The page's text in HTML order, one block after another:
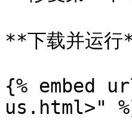
**下载并运
{% embed
us.html>"